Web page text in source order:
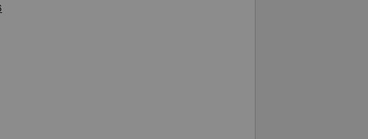
phát triển mạnh hơn🥰